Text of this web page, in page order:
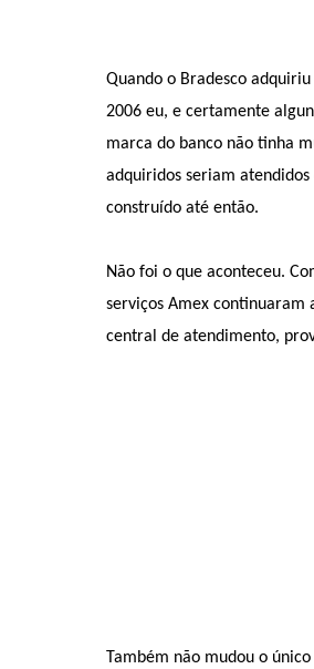
Quando o Bradesco
2006 eu, e certamente
marca do banco não tinha
adquiridos seriam
construído até então.
Não foi o que aconteceu.
serviços Amex continuaram
central de atendimento,
Também não mudou o